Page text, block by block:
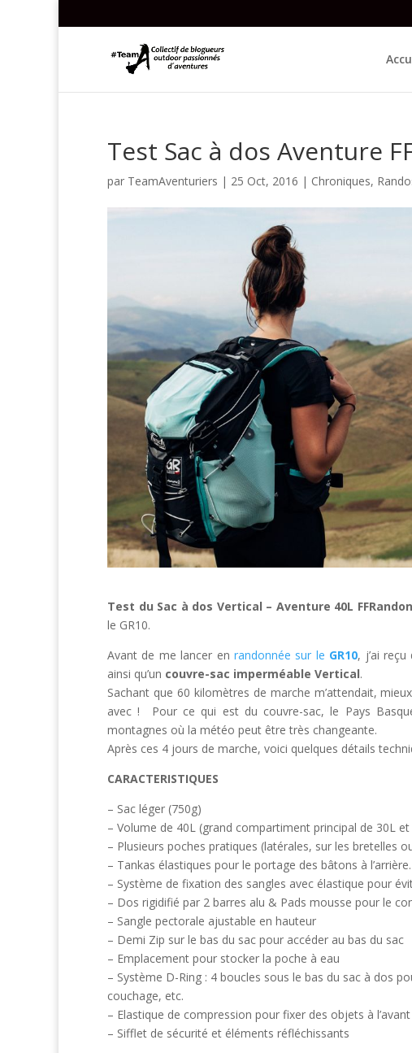
Test Sac à dos Aventure
par TeamAventuriers | 25 Oct, 2016 | Chroniques,
Test du Sac à dos Vertical – Aventure 40L
le GR10.
Avant de me lancer enrandonnée sur le GR10, j’ai
ainsi qu’un couvre-sac imperméable Vertical.
Sachant que 60 kilomètres de marche m’attendait,
avec ! Pour ce qui est du couvre-sac, le Pays
montagnes où la météo peut être très changeante.
Après ces 4 jours de marche, voici quelques détails
CARACTERISTIQUES
– Sac léger (750g)
– Volume de 40L (grand compartiment principal de 30L
– Plusieurs poches pratiques (latérales, sur les bretelles
– Tankas élastiques pour le portage des bâtons à l’arrière.
– Système de fixation des sangles avec élastique pour
– Dos rigidifié par 2 barres alu & Pads mousse pour le
– Sangle pectorale ajustable en hauteur
– Demi Zip sur le bas du sac pour accéder au bas du sac
– Emplacement pour stocker la poche à eau
– Système D-Ring : 4 boucles sous le bas du sac à dos
couchage, etc.
– Elastique de compression pour fixer des objets à
– Sifflet de sécurité et éléments réfléchissants